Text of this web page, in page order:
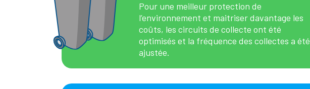
Pour une meilleur protection de
l’environnement et maitriser davantage les
coûts, les circuits de collecte ont été
optimisés et la fréquence des collectes a été
ajustée.